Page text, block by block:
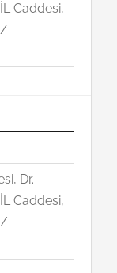
Caddesi,
/
Dr.
Caddesi,
/